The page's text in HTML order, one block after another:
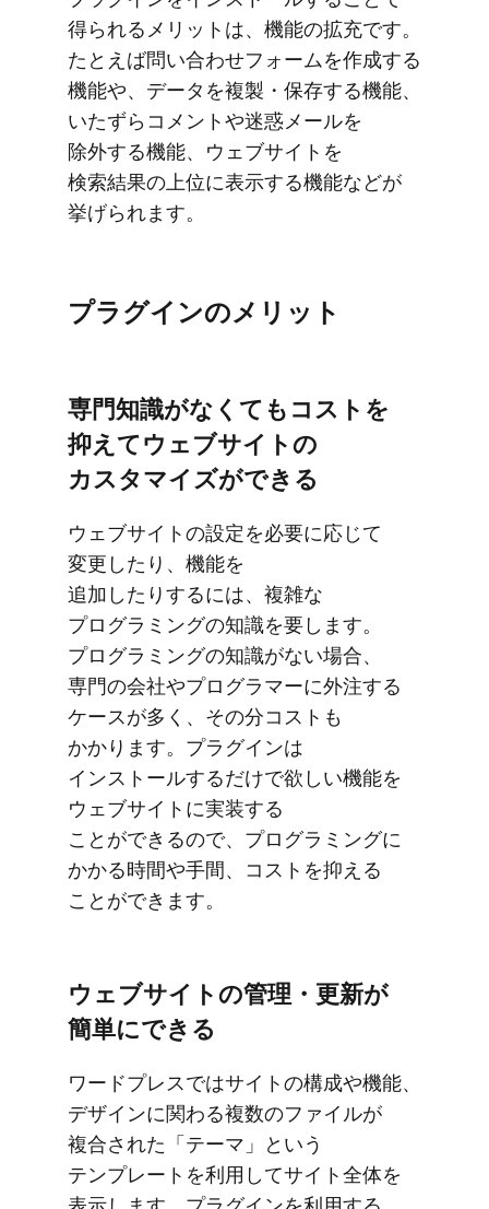
得られる​メリットは、​機能の​拡充です。​
たとえば​問い​合わせフォームを​作成する​
機能や、​データを​複製・保存する​機能、​
いたずら​コメントや​迷惑メールを​
除外する​機能、​ウェブサイトを​
検索結果の​上位に​表示する​機能などが​
挙げられます。
プラグインの​メリット
専門知識が​なくても​コストを​
抑えて​ウェブサイトの​
カスタマイズが​できる
ウェブサイトの​設定を​必要に​応じて​
変更したり、​機能を​
追加したりするには、​複雑な​
プログラミングの​知識を​要します。​
プログラミングの​知識が​ない​場合、​
専門の​会社や​プログラマーに​外注する​
ケースが​多く、​その​分コストも​
かかります。​プラグインは​
インストールするだけで​欲しい​機能を​
ウェブサイトに​実装する​
ことができるので、​プログラミングに​
かかる​時間や​手間、​コストを​抑える​
ことができます。
ウェブサイトの​管理・更新が​
簡単に​できる
ワードプレスでは​サイトの​構成や​機能、​
デザインに​関わる​複数の​ファイルが​
複合された​「テーマ」と​いう​
テンプレートを​利用して​サイト全体を​